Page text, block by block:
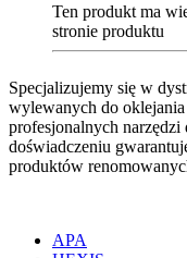
Ten produkt ma
stronie produktu
Specjalizujemy się w
wylewanych do
profesjonalnych
doświadczeniu
produktów
APA